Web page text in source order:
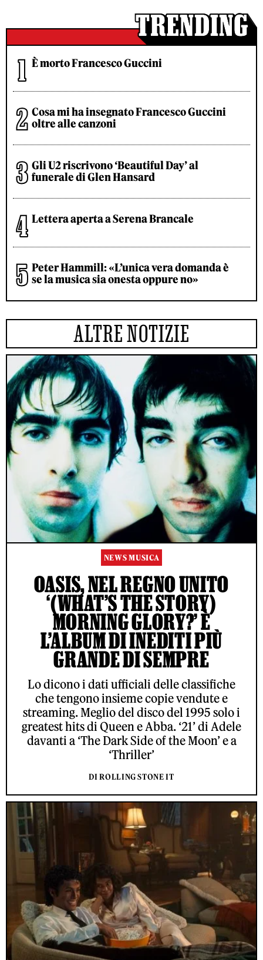
È morto Francesco Guccini
Cosa mi ha insegnato Francesco Guccini
oltre alle canzoni
Gli U2 riscrivono ‘Beautiful Day’ al
funerale di Glen Hansard
Lettera aperta a Serena Brancale
Peter Hammill: «L’unica vera domanda è
se la musica sia onesta oppure no»
ALTRE NOTIZIE
NEWS MUSICA
OASIS, NEL REGNO UNITO
‘(WHAT’S THE STORY)
MORNING GLORY?’ È
L’ALBUM DI INEDITI PIÙ
GRANDE DI SEMPRE
Lo dicono i dati ufficiali delle classifiche
che tengono insieme copie vendute e
streaming. Meglio del disco del 1995 solo i
greatest hits di Queen e Abba. ‘21’ di Adele
davanti a ‘The Dark Side of the Moon’ e a
‘Thriller’
DI ROLLING STONE IT